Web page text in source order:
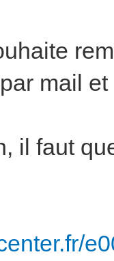
mail
il faut